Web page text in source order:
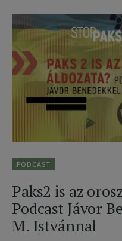
Kapcsolat
Adatkezelés
PODCAST
Paks2 is az
Podcast Jávor
M. Istvánnal